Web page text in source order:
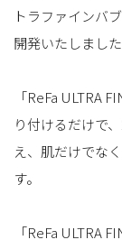
トラファインバ
開発いたしました
「ReFa ULTRA
り付けるだけで
え、肌だけでな
す。
「ReFa ULTRA